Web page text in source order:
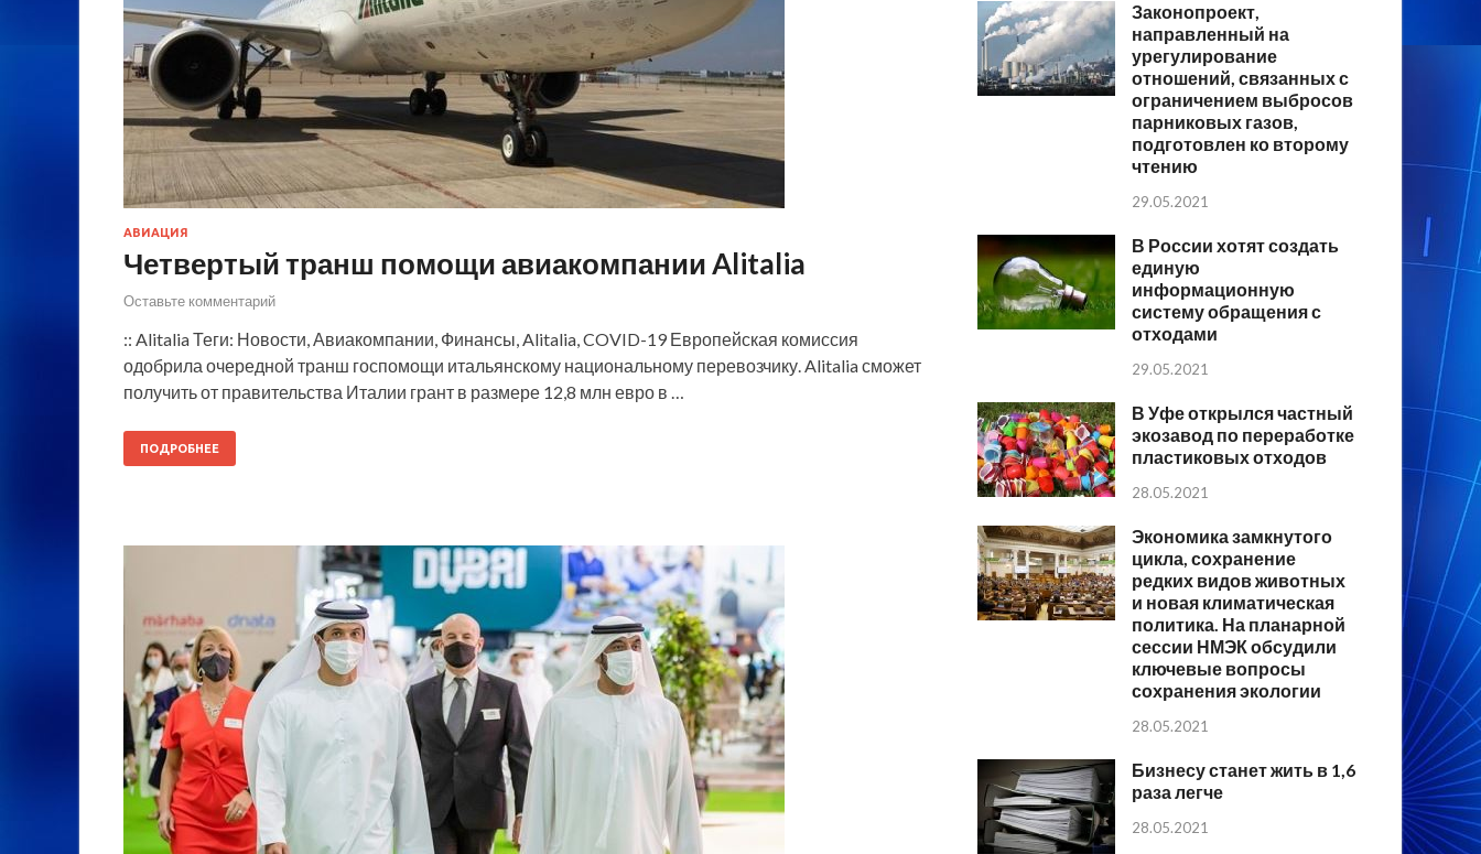
АВИАЦИЯ
Четвертый транш помощи авиакомпании Alitalia
Оставьте комментарий
:: Alitalia Теги: Новости, Авиакомпании, Финансы, Alitalia, COVID-19 Европейская комиссия
одобрила очередной транш госпомощи итальянскому национальному перевозчику. Alitalia сможет
получить от правительства Италии грант в размере 12,8 млн евро в …
ПОДРОБНЕЕ
Законопроект,
направленный на
урегулирование
отношений, связанных с
ограничением выбросов
парниковых газов,
подготовлен ко второму
чтению
29.05.2021
В России хотят создать
единую
информационную
систему обращения с
отходами
29.05.2021
В Уфе открылся частный
экозавод по переработке
пластиковых отходов
28.05.2021
Экономика замкнутого
цикла, сохранение
редких видов животных
и новая климатическая
политика. На планарной
сессии НМЭК обсудили
ключевые вопросы
сохранения экологии
28.05.2021
Бизнесу станет жить в 1,6
раза легче
28.05.2021